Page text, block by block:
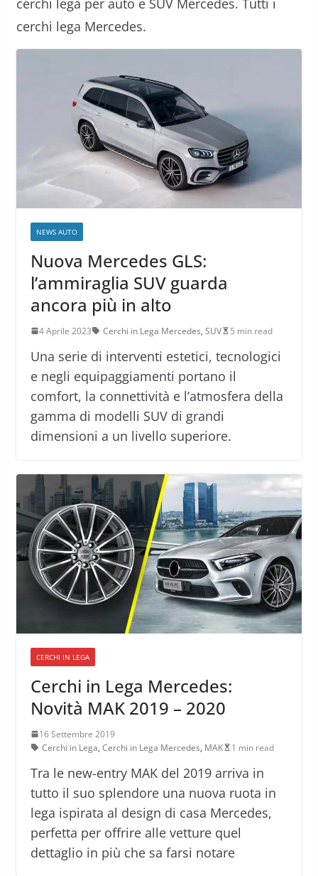
cerchi lega per auto e SUV Mercedes. Tutti i
cerchi lega Mercedes.
NEWS AUTO
Nuova Mercedes GLS:
l’ammiraglia SUV guarda
ancora più in alto
4 Aprile 2023 Cerchi in Lega Mercedes, SUV 5 min read
Una serie di interventi estetici, tecnologici
e negli equipaggiamenti portano il
comfort, la connettività e l’atmosfera della
gamma di modelli SUV di grandi
dimensioni a un livello superiore.
CERCHI IN LEGA
Cerchi in Lega Mercedes:
Novità MAK 2019 – 2020
16 Settembre 2019
Cerchi in Lega, Cerchi in Lega Mercedes, MAK 1 min read
Tra le new-entry MAK del 2019 arriva in
tutto il suo splendore una nuova ruota in
lega ispirata al design di casa Mercedes,
perfetta per offrire alle vetture quel
dettaglio in più che sa farsi notare